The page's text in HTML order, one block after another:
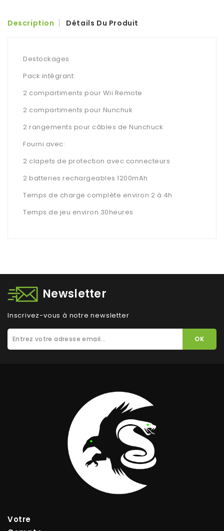
Description Détails Du Produit
Destockages
Pack intégrant:
2 compartiments pour Wii Remote
2 compartiments pour Nunchuk
2 rangements pour câbles de Nunchuck
Fourni avec:
2 clapets de protection avec connecteurs
2 batteries rechargeables 1200mAh
Temps de charge complète environ 2 à 4h
Temps de jeu environ 30heures
Newsletter
Inscrivez-vous à notre newsletter
Votre